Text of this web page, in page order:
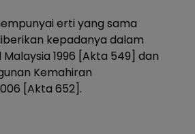
erti yang sama
kepadanya dalam
1996 [Akta 549] dan
Kemahiran
[Akta 652].